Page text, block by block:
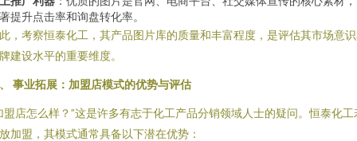
提升点击率和询盘转化率。
，考察恒泰化工，其产品图片库的质量和丰富程度，是评估其市场意
建设水平的重要维度。
事业拓展：加盟店模式的优势与评估
盟店怎么样？”这是许多有志于化工产品分销领域人士的疑问。恒泰化工
加盟，其模式通常具备以下潜在优势：